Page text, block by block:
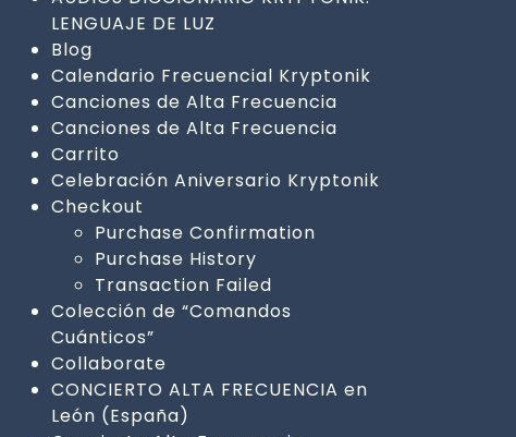
LENGUAJE DE LUZ
Blog
Calendario Frecuencial Kryptonik
Canciones de Alta Frecuencia
Canciones de Alta Frecuencia
Carrito
Celebración Aniversario Kryptonik
Checkout
Purchase Confirmation
Purchase History
Transaction Failed
Colección de “Comandos
Cuánticos”
Collaborate
CONCIERTO ALTA FRECUENCIA en
León (España)